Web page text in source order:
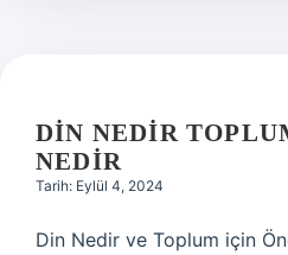
DIN NEDIR
NEDIR
Tarih: Eylül 4, 2024
Din Nedir ve Toplum için